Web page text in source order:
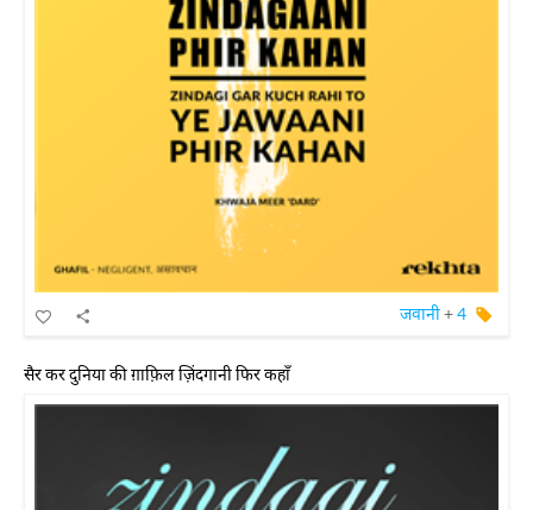
जवानी+4
सैर कर दुनिया की ग़ाफ़िल ज़िंदगानी फिर कहाँ